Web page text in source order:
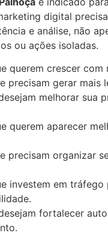
digital
e análise, não
ou ações isoladas.
querem crescer com
precisam gerar mais
melhorar sua
querem aparecer
precisam organizar
investem em tráfego
fortalecer